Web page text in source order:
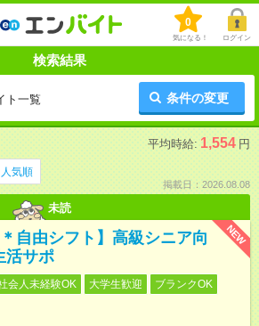
0
気になる！ ログイン
検索結果
ト一覧 条件の変更
平均時給: 1,554 円
人気順
掲載日：2026.08.08
未読
NEW
自由シフト】高級シニア向
活サポ
会人未経験OK 大学生歓迎
ブランクOK